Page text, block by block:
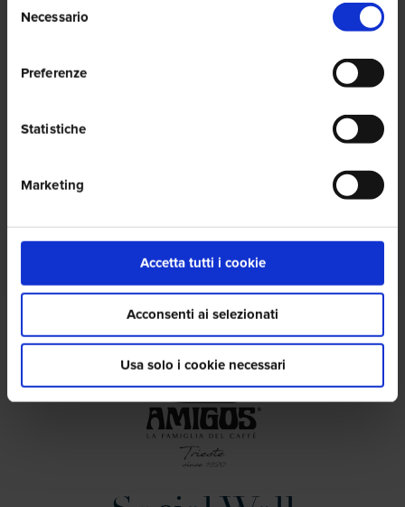
delNecessario
Preferenze
Statistiche
Marketing
Accetta tutti i cookie
Acconsenti ai selezionati
Usa solo i cookie necessari
sensoriale tra innovazione e tradizione. Quale